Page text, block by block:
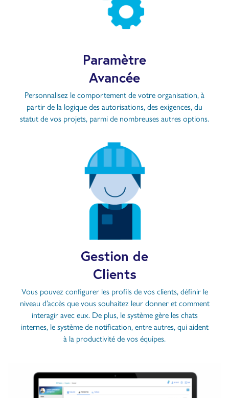
Paramètre
Avancée
Personnalisez le comportement de votre organisation, à
partir de la logique des autorisations, des exigences, du
statut de vos projets, parmi de nombreuses autres options.
Gestion de
Clients
Vous pouvez configurer les profils de vos clients, définir le
niveau d’accès que vous souhaitez leur donner et comment
interagir avec eux. De plus, le système gère les chats
internes, le système de notification, entre autres, qui aident
à la productivité de vos équipes.